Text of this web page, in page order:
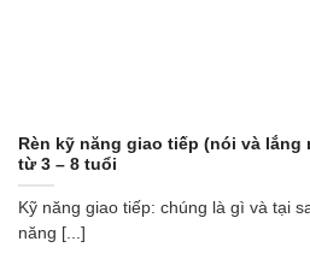
Rèn kỹ năng giao tiếp (nói và
từ 3 – 8 tuổi
Kỹ năng giao tiếp: chúng là gì và tại
năng [...]